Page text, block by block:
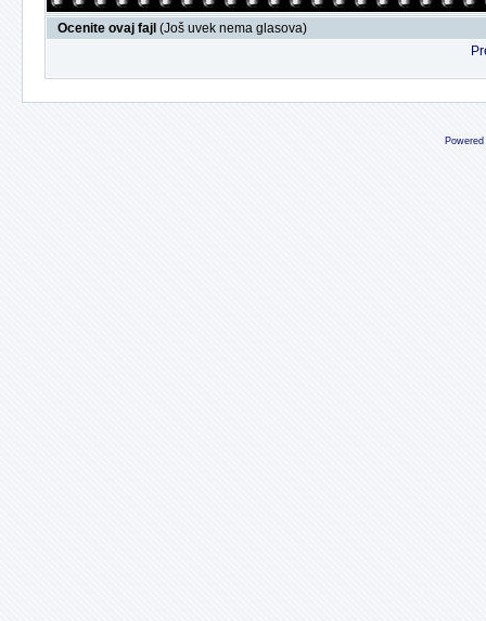
Ocenite ovaj fajl (Još uvek nema glasova)